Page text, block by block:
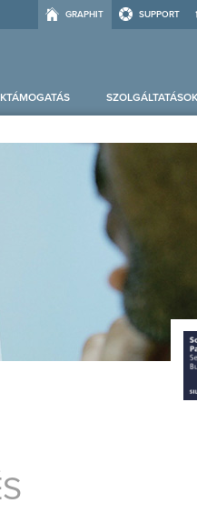
GRAPHIT SUPPORT
SZOLGÁLTATÁSOK